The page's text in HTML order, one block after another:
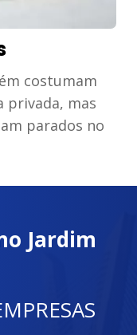
costumam
privada, mas
parados no
Jardim